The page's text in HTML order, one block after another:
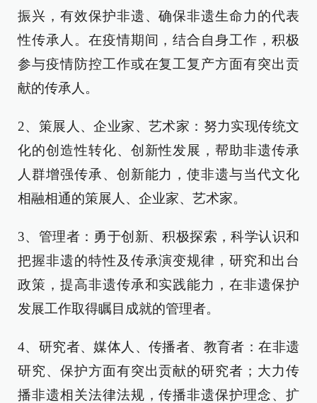
振兴，有效保护非遗、确保非遗生命力的代表
性传承人。在疫情期间，结合自身工作，积极
参与疫情防控工作或在复工复产方面有突出贡
献的传承人。
2、策展人、企业家、艺术家：努力实现传统文
化的创造性转化、创新性发展，帮助非遗传承
人群增强传承、创新能力，使非遗与当代文化
相融相通的策展人、企业家、艺术家。
3、管理者：勇于创新、积极探索，科学认识和
把握非遗的特性及传承演变规律，研究和出台
政策，提高非遗传承和实践能力，在非遗保护
发展工作取得瞩目成就的管理者。
4、研究者、媒体人、传播者、教育者：在非遗
研究、保护方面有突出贡献的研究者；大力传
播非遗相关法律法规，传播非遗保护理念、扩